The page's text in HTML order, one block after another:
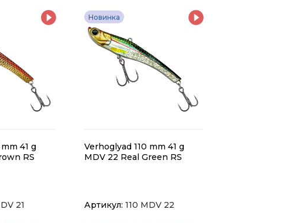
41 g
RS
21
Новинка
Verhoglyad 110 mm 41 g
MDV 22 Real Green RS
Артикул: 110 MDV 22